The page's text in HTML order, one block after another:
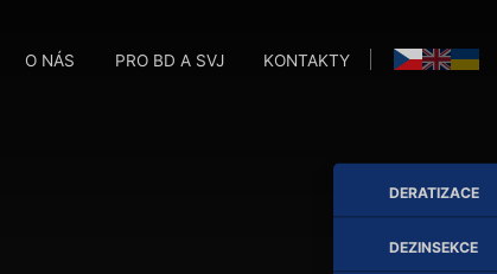
O NÁS PRO BD A SVJ KONTAKTY
DERATIZACE
DEZINSEKCE